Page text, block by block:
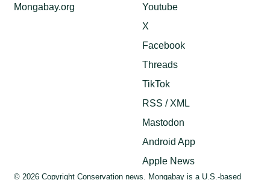
Mongabay.org
Youtube
X
Facebook
Threads
TikTok
RSS / XML
Mastodon
Android App
Apple News
© 2026 Copyright Conservation news. Mongabay is a U.S.-based